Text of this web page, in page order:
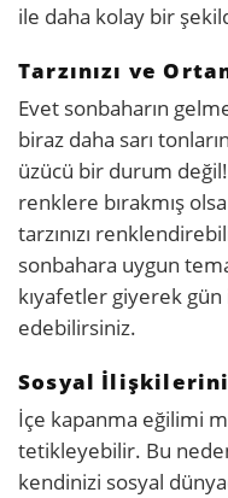
ile daha kolay bir
Tarzınızı ve
Evet sonbaharın
biraz daha sarı
üzücü bir durum
renklere bırakmış olsa
tarzınızı
sonbahara uygun
kıyafetler giyerek
edebilirsiniz.
Sosyal
İçe kapanma eğilimi
tetikleyebilir. Bu
kendinizi sosyal